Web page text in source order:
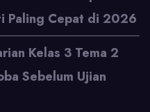
Paling Cepat di 2026
Kelas 3 Tema 2
Sebelum Ujian